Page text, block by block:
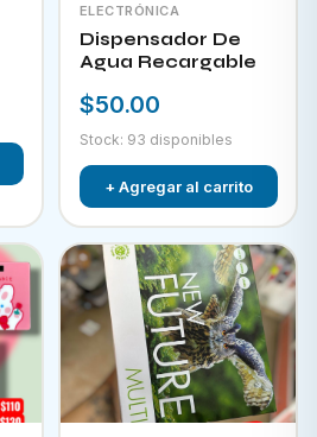
ELECTRÓNICA
Dispensador De
Agua Recargable
$50.00
Stock: 93 disponibles
+ Agregar al carrito